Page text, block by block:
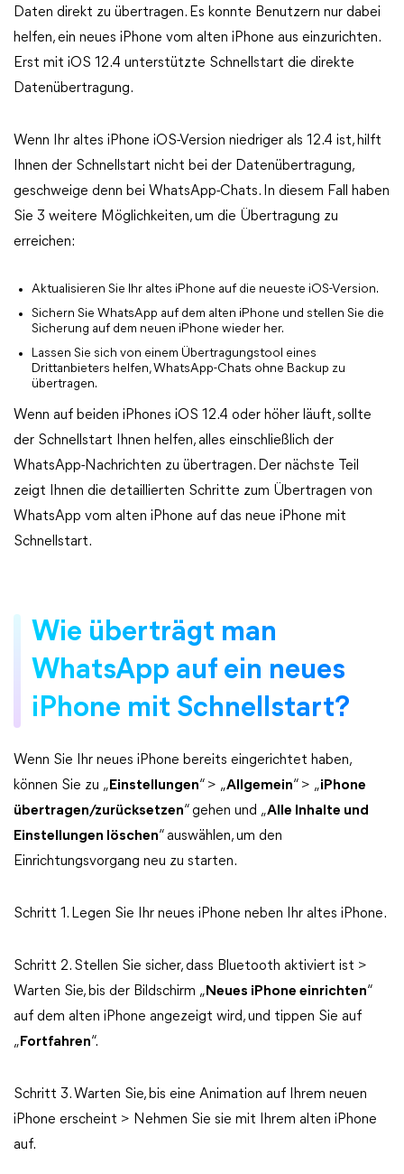
Daten direkt zu übertragen. Es konnte Benutzern nur dabei
helfen, ein neues iPhone vom alten iPhone aus einzurichten.
Erst mit iOS 12.4 unterstützte Schnellstart die direkte
Datenübertragung.
Wenn Ihr altes iPhone iOS-Version niedriger als 12.4 ist, hilft
Ihnen der Schnellstart nicht bei der Datenübertragung,
geschweige denn bei WhatsApp-Chats. In diesem Fall haben
Sie 3 weitere Möglichkeiten, um die Übertragung zu
erreichen:
Aktualisieren Sie Ihr altes iPhone auf die neueste iOS-Version.
Sichern Sie WhatsApp auf dem alten iPhone und stellen Sie die
Sicherung auf dem neuen iPhone wieder her.
Lassen Sie sich von einem Übertragungstool eines
Drittanbieters helfen, WhatsApp-Chats ohne Backup zu
übertragen.
Wenn auf beiden iPhones iOS 12.4 oder höher läuft, sollte
der Schnellstart Ihnen helfen, alles einschließlich der
WhatsApp-Nachrichten zu übertragen. Der nächste Teil
zeigt Ihnen die detaillierten Schritte zum Übertragen von
WhatsApp vom alten iPhone auf das neue iPhone mit
Schnellstart.
Wie überträgt man
WhatsApp auf ein neues
iPhone mit Schnellstart?
Wenn Sie Ihr neues iPhone bereits eingerichtet haben,
können Sie zu „ Einstellungen“ > „Allgemein“ > „iPhone
übertragen/zurücksetzen“ gehen und „Alle Inhalte und
Einstellungen löschen“ auswählen, um den
Einrichtungsvorgang neu zu starten.
Schritt 1. Legen Sie Ihr neues iPhone neben Ihr altes iPhone.
Schritt 2. Stellen Sie sicher, dass Bluetooth aktiviert ist >
Warten Sie, bis der Bildschirm „ Neues iPhone einrichten“
auf dem alten iPhone angezeigt wird, und tippen Sie auf
„ Fortfahren“.
Schritt 3. Warten Sie, bis eine Animation auf Ihrem neuen
iPhone erscheint > Nehmen Sie sie mit Ihrem alten iPhone
auf.